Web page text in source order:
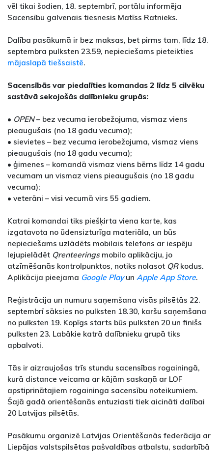
vēl tikai šodien, 18. septembrī, portālu informēja
Sacensību galvenais tiesnesis Matīss Ratnieks.
Dalība pasākumā ir bez maksas, bet pirms tam, līdz 18.
septembra pulksten 23.59, nepieciešams pieteikties
mājaslapā tiešsaistē.
Sacensībās var piedalīties komandas 2 līdz 5 cilvēku
sastāvā sekojošās dalībnieku grupās:
• OPEN– bez vecuma ierobežojuma, vismaz viens
pieaugušais (no 18 gadu vecuma);
• sievietes – bez vecuma ierobežojuma, vismaz viens
pieaugušais (no 18 gadu vecuma);
• ģimenes – komandā vismaz viens bērns līdz 14 gadu
vecumam un vismaz viens pieaugušais (no 18 gadu
vecuma);
• veterāni – visi vecumā virs 55 gadiem.
Katrai komandai tiks piešķirta viena karte, kas
izgatavota no ūdensizturīga materiāla, un būs
nepieciešams uzlādēts mobilais telefons ar iespēju
lejupielādēt Qrenteeringsmobilo aplikāciju, jo
atzīmēšanās kontrolpunktos, notiks nolasot QRkodus.
Aplikācija pieejama Google Playun Apple App Store.
Reģistrācija un numuru saņemšana visās pilsētās 22.
septembrī sāksies no pulksten 18.30, karšu saņemšana
no pulksten 19. Kopīgs starts būs pulksten 20 un finišs
pulksten 23. Labākie katrā dalībnieku grupā tiks
apbalvoti.
Tās ir aizraujošas trīs stundu sacensības rogainingā,
kurā distance veicama ar kājām saskaņā ar LOF
apstiprinātajiem rogaininga sacensību noteikumiem.
Šajā gadā orientēšanās entuziasti tiek aicināti dalībai
20 Latvijas pilsētās.
Pasākumu organizē Latvijas Orientēšanās federācija ar
Liepājas valstspilsētas pašvaldības atbalstu, sadarbībā